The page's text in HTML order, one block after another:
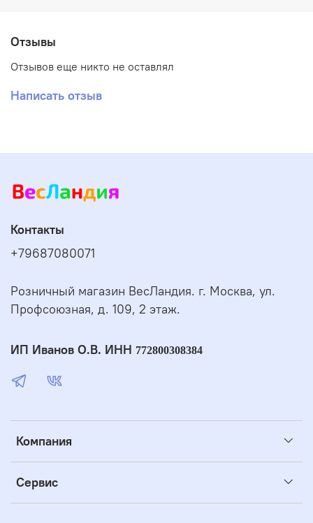
Отзывы
Отзывов еще никто не оставлял
Написать отзыв
Компания
Сервис
Контакты
+79687080071
Розничный магазин ВесЛандия. г. Москва, ул.
Профсоюзная, д. 109, 2 этаж.
ИП Иванов О.В. ИНН 772800308384